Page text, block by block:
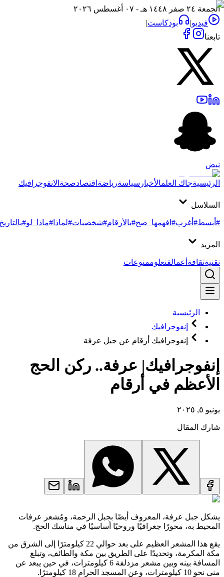
الجمعة ٢٤ صفر ١٤٤٨ هـ - ٠٧ أغسطس ٢٠٢٦
فيديو| بودكاست|
تابعنا
نبض
الرئيسيةجاك العلمالأخبار سياسةرياضةاقتصادصحةالانفوجرافيك
السلاسل
#أبسط#أغرب#افهمها_صح#بالأرقام#شخصيات#لماذا #ماذا_لو#بالتاريخ
المزيد
تقنيةثقافةأعمالفنعلوممنوعات
الرئيسية
إنفوجرافيك
إنفوجرافيك أرقام عن جبل عرفة
إنفوجرافيك| عرفة.. ركن الحج
الأعظم في أرقام
يونيو ٥, ٢٠٢٥
شارك المقال
يشكل جبل عرفة، المعروف أيضًا بجبل الرحمة، ومُشعر عرفات
المحيط به، محورًا جغرافيًا وروحيًا أساسيًا في مناسك الحج.
يقع هذا المشعر العظيم على بعد حوالي 22 كيلومترًا إلى الشرق من
مكة المكرمة، وتحديدًا على الطريق بين مكة والطائف، وتبلغ
المسافة بينه وبين مشعر مزدلفة 6 كيلومترات، في حين يبعد عن
منى نحو 10 كيلومترات، وعن المسجد الحرام 18 كيلومترًا.